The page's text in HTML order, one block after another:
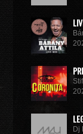
Dj